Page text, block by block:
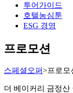
투어가이드
호텔농심툰
ESG 경영
프로모션
스페셜오퍼>프로모
더 베이커리 금정산